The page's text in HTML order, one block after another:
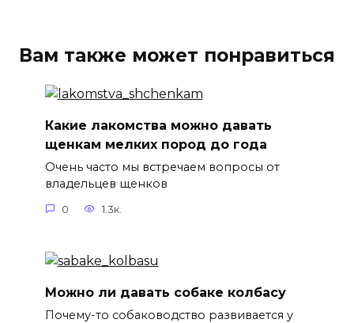
Вам также может понравиться
Какие лакомства можно давать
щенкам мелких пород до года
Очень часто мы встречаем вопросы от
владельцев щенков
0 1.3к.
Можно ли давать собаке колбасу
Почему-то собаководство развивается у